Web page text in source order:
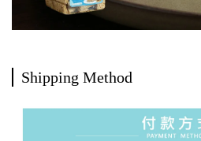
Shipping Method